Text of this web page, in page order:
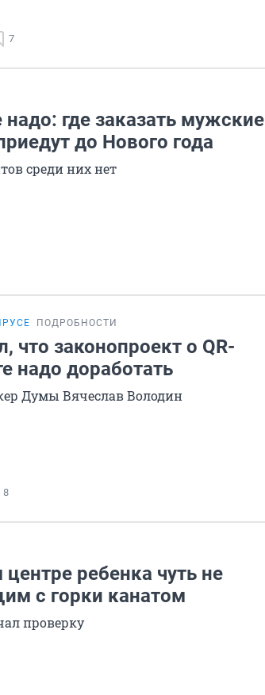
7
где заказать мужские
до Нового года
среди них нет
ПОДРОБНОСТИ
что законопроект о QR-
надо доработать
Думы Вячеслав Володин
8
ребенка чуть не
с горки канатом
проверку